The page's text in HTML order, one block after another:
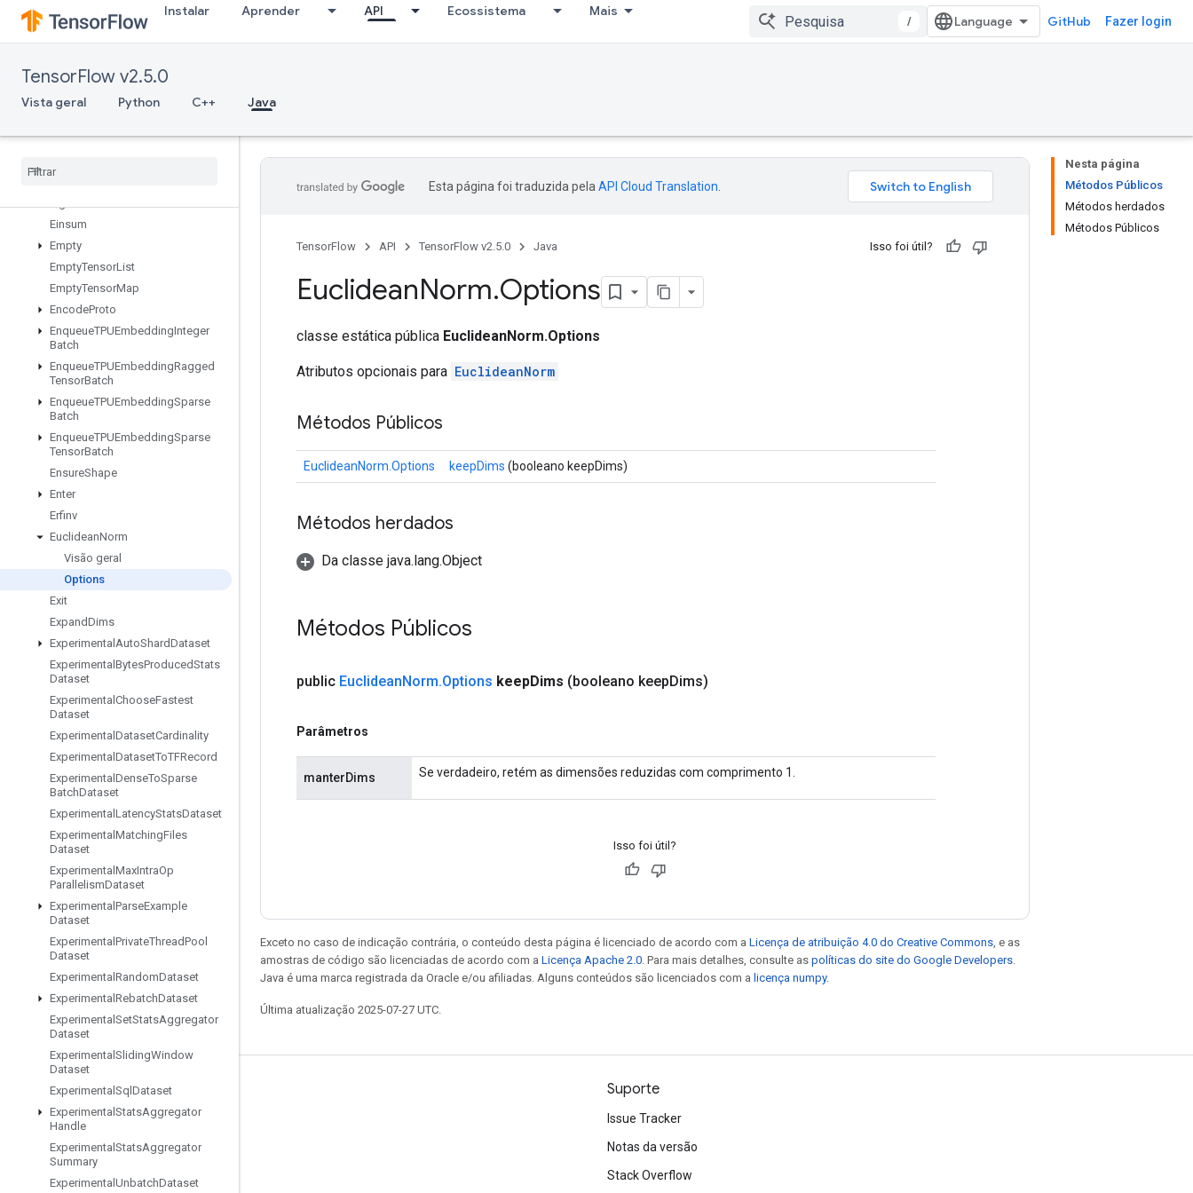
Instalar Aprender API Ecossistema Mais
/ GitHub Fazer login
TensorFlow v2.5.0
Vista geral Python C++ Java
DeviceIndex
DirectedInterleaveDataset
DummyIterationCounter
DummyMemoryCache
DynamicPartition
Einsum
Empty
EmptyTensorList
EmptyTensorMap
EncodeProto
EnqueueTPUEmbeddingInteger
Batch
EnqueueTPUEmbeddingRagged
TensorBatch
EnqueueTPUEmbeddingSparse
Batch
EnqueueTPUEmbeddingSparse
TensorBatch
EnsureShape
Enter
Erfinv
EuclideanNorm
Visão geral
Options
Exit
ExpandDims
Experimental AutoShardDataset
Experimental BytesProducedStats
Dataset
Experimental ChooseFastest
Dataset
Experimental DatasetCardinality
Experimental DatasetToTFRecord
Experimental DenseToSparse
BatchDataset
Experimental LatencyStatsDataset
Experimental MatchingFiles
Dataset
Experimental MaxIntraOp
ParallelismDataset
Experimental ParseExample
Dataset
Experimental PrivateThreadPool
Dataset
Experimental RandomDataset
Experimental RebatchDataset
Experimental SetStatsAggregator
Dataset
Experimental SlidingWindow
Dataset
Experimental Sql Dataset
Experimental StatsAggregator
Handle
Experimental StatsAggregator
Summary
Experimental UnbatchDataset
Nesta página
Métodos Públicos
Métodos herdados
Métodos Públicos
Esta página foi traduzida pela API Cloud Translation
TensorFlow API TensorFlow v2.5.0 Java Isso foi útil?
EuclideanNorm.Options
classe estática pública EuclideanNorm.Options
Atributos opcionais para EuclideanNorm
Métodos Públicos
EuclideanNorm.Options keepDims (booleano keepDims)
Métodos herdados
Da classe java.lang.Object
Métodos Públicos
public EuclideanNorm.Options keepDims (booleano keepDims)
Parâmetros
manterDims Se verdadeiro, retém as dimensões reduzidas com comprimento 1.
Isso foi útil?
Exceto no caso de indicação contrária, o conteúdo desta página é licenciado de acordo com a Licença de atribuição 4.0 do Creative Commons , e as
amostras de código são licenciadas de acordo com a Licença Apache 2.0 . Para mais detalhes, consulte as políticas do site do Google Developers
Java é uma marca registrada da Oracle e/ou afiliadas. Alguns conteúdos são licenciados com a licença numpy.
Última atualização 2025-07-27 UTC.
Permanecer conectado
Blog
Fórum
Suporte
Issue Tracker
Notas da versão
Stack Overflow